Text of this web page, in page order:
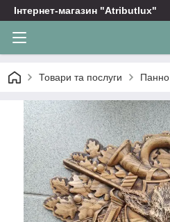
Інтернет-магазин "Atributlux"
Товари та послуги Панно